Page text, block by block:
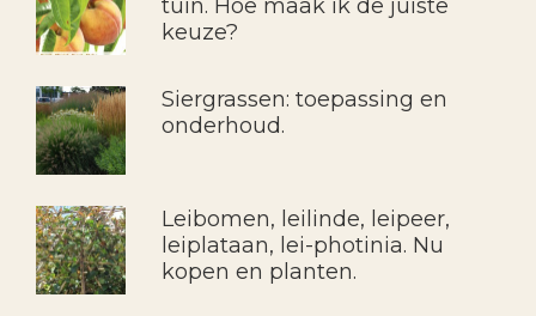
tuin. Hoe maak ik de juiste
keuze?
Siergrassen: toepassing en
onderhoud.
Leibomen, leilinde, leipeer,
leiplataan, lei-photinia. Nu
kopen en planten.